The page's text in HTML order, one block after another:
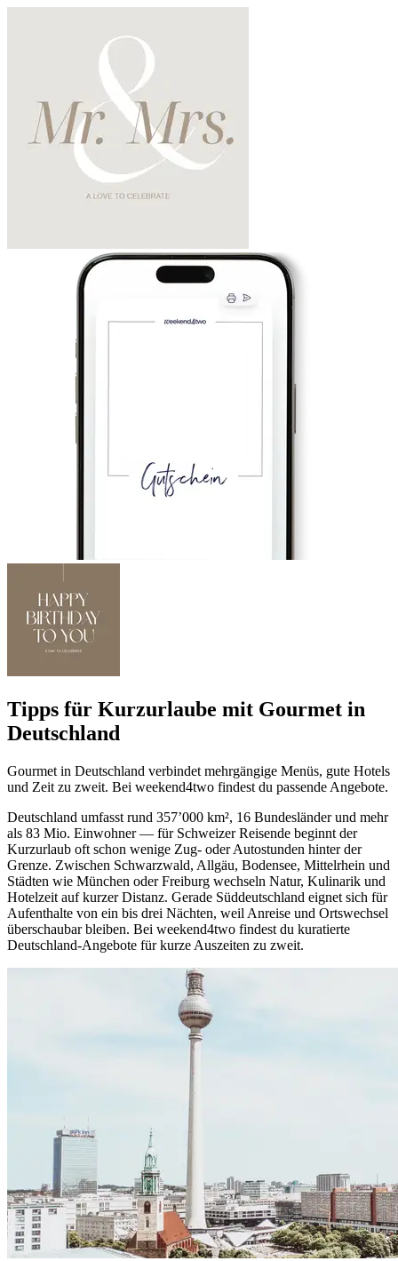
Tipps für Kurzurlaube mit Gourmet in
Deutschland
Gourmet in Deutschland verbindet mehrgängige Menüs, gute Hotels
und Zeit zu zweit. Bei weekend4two findest du passende Angebote.
Deutschland umfasst rund 357’000 km², 16 Bundesländer und mehr
als 83 Mio. Einwohner — für Schweizer Reisende beginnt der
Kurzurlaub oft schon wenige Zug- oder Autostunden hinter der
Grenze. Zwischen Schwarzwald, Allgäu, Bodensee, Mittelrhein und
Städten wie München oder Freiburg wechseln Natur, Kulinarik und
Hotelzeit auf kurzer Distanz. Gerade Süddeutschland eignet sich für
Aufenthalte von ein bis drei Nächten, weil Anreise und Ortswechsel
überschaubar bleiben. Bei weekend4two findest du kuratierte
Deutschland-Angebote für kurze Auszeiten zu zweit.